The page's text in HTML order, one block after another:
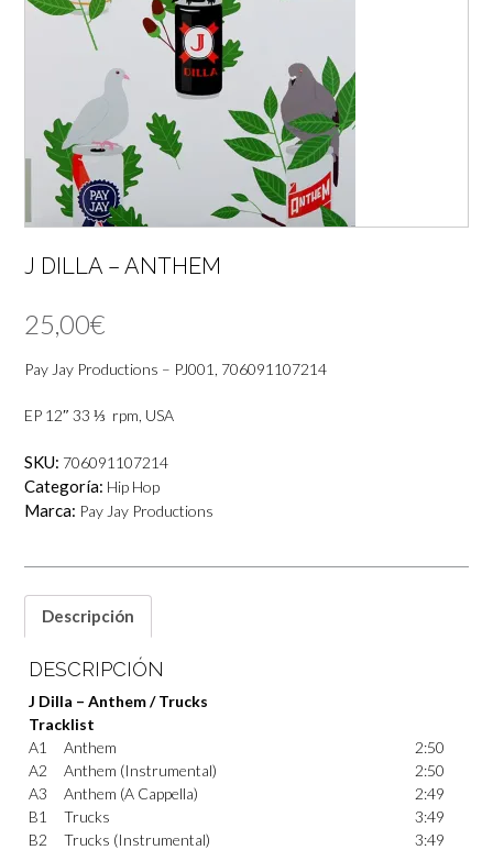
J DILLA – ANTHEM
25,00€
Pay Jay Productions – PJ001, 706091107214
EP 12″ 33 ⅓ rpm, USA
SKU: 706091107214
Categoría: Hip Hop
Marca: Pay Jay Productions
Descripción
DESCRIPCIÓN
J Dilla – Anthem / Trucks
Tracklist
A1
Anthem
2:50
A2
Anthem (Instrumental)
2:50
A3
Anthem (A Cappella)
2:49
B1
Trucks
3:49
B2
Trucks (Instrumental)
3:49